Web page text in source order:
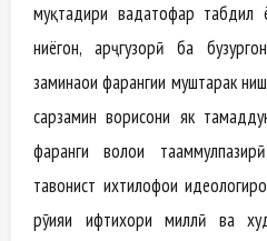
муқтадири ваҳдатофар табдил
ниёгон, арҷгузорӣ ба
заминаҳои фарҳангии муштарак
сарзамин ворисони як
фарҳанги волои
тавонист ихтилофҳои
рӯҳияи ифтихори миллӣ ва